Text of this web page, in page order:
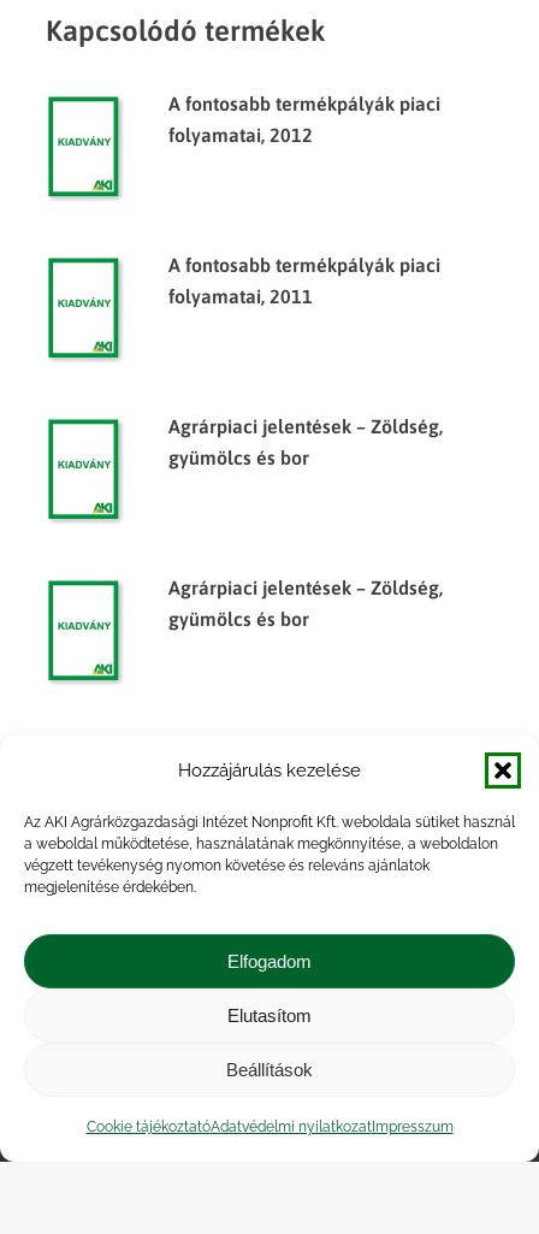
Hozzájárulás kezelése
Az AKI Agrárközgazdasági Intézet Nonprofit Kft. weboldala sütiket használ
a weboldal működtetése, használatának megkönnyítése, a weboldalon
végzett tevékenység nyomon követése és releváns ajánlatok
megjelenítése érdekében.
Elfogadom
Elutasítom
Beállítások
Cookie tájékoztatóAdatvédelmi nyilatkozatImpresszum
Kapcsolódó termékek
A fontosabb termékpályák piaci
folyamatai, 2012
A fontosabb termékpályák piaci
folyamatai, 2011
Agrárpiaci jelentések – Zöldség,
gyümölcs és bor
Agrárpiaci jelentések – Zöldség,
gyümölcs és bor
gyümölcs és bor
gyümölcs és bor
Közérdekű adatok
| Adatvédelmi nyilatkozat
|